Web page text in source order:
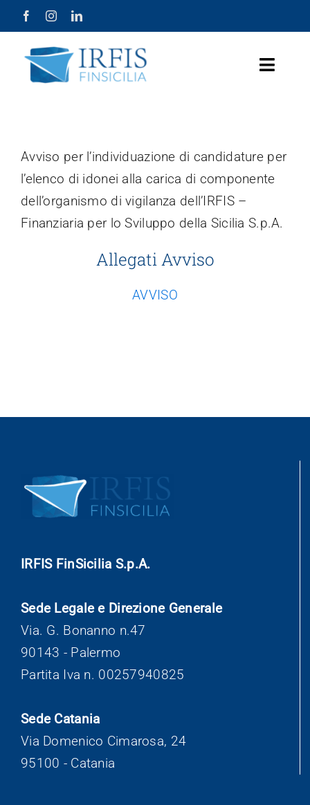
Salta
al
contenuto
Toggle
Chi Siamo
Prodotti
Misure Agevolative
Avviso per l’individuazione di candidature per
l’elenco di idonei alla carica di componente
dell’organismo di vigilanza dell’IRFIS –
Finanziaria per lo Sviluppo della Sicilia S.p.A.
Allegati Avviso
AVVISO
IRFIS FinSicilia S.p.A.
Sede Legale e Direzione Generale
Via. G. Bonanno n.47
90143 - Palermo
Partita Iva n. 00257940825
Sede Catania
Via Domenico Cimarosa, 24
95100 - Catania